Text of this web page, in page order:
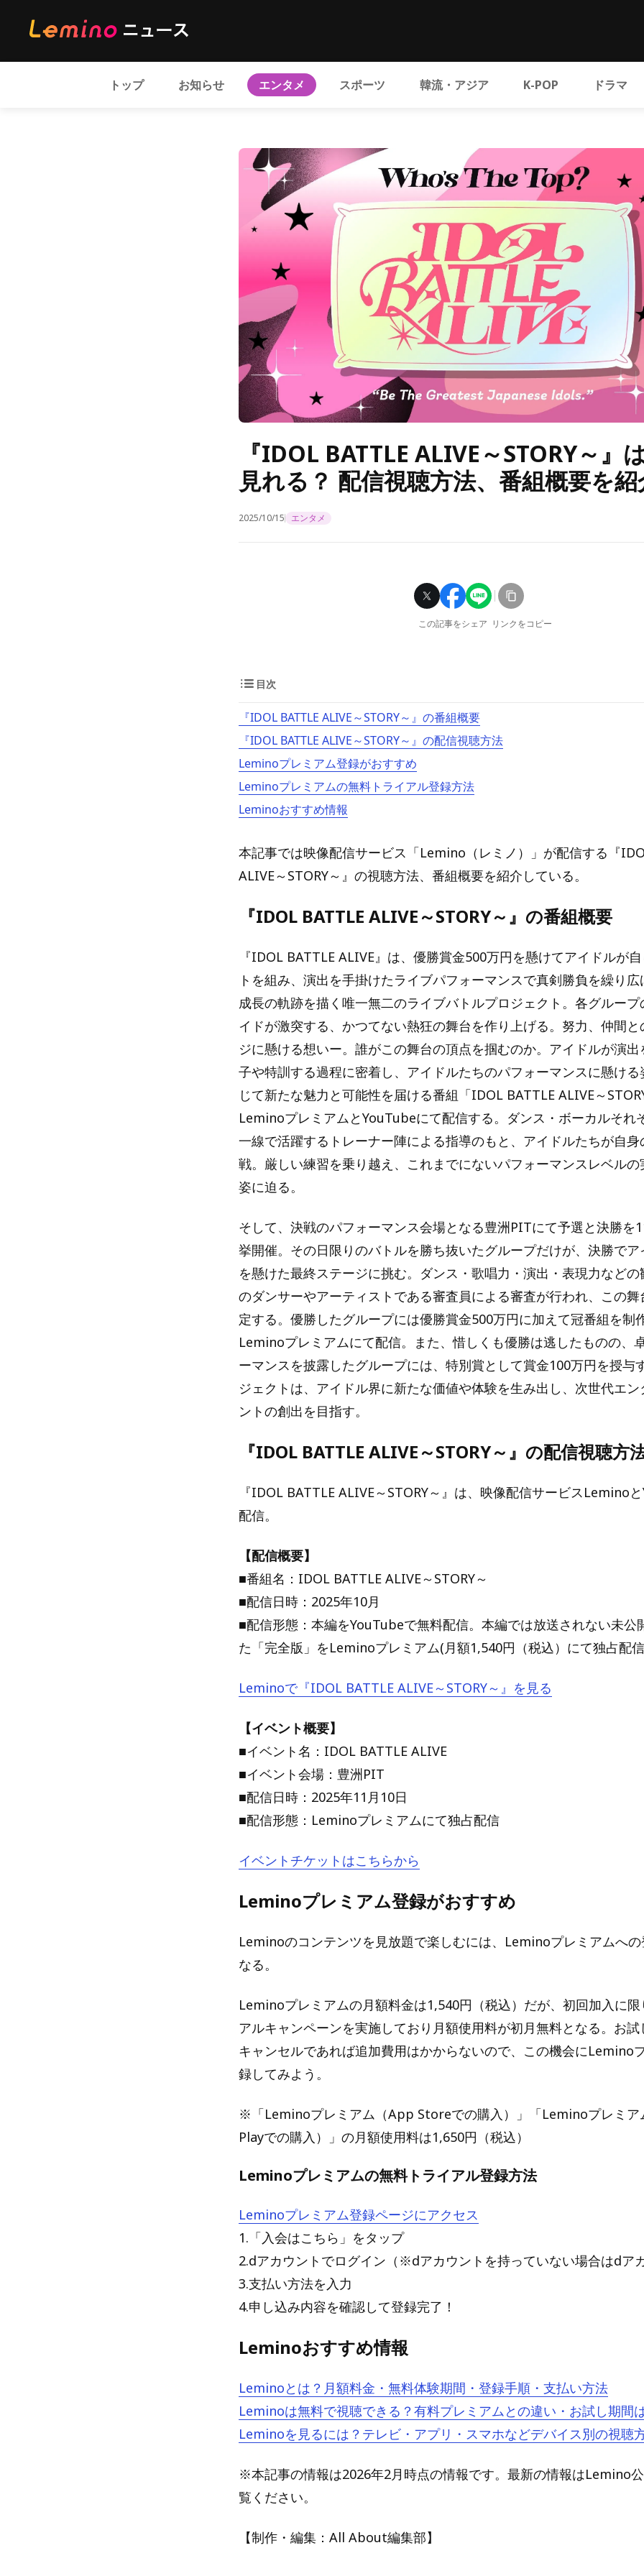
トップ お知らせ エンタメ スポーツ 韓流・アジア K-POP ドラマ
『IDOL BATTLE ALIVE～STORY～』
見れる？ 配信視聴方法、番組概要を紹
2025/10/15 エンタメ
この記事をシェア リンクをコピー
目次
『IDOL BATTLE ALIVE～STORY～』の番組概要
『IDOL BATTLE ALIVE～STORY～』の配信視聴方法
Leminoプレミアム登録がおすすめ
Leminoプレミアムの無料トライアル登録方法
Leminoおすすめ情報
本記事では映像配信サービス「Lemino（レミノ）」が配信する『
ALIVE～STORY～』の視聴方法、番組概要を紹介している。
『IDOL BATTLE ALIVE～STORY～』の番組概要
『IDOL BATTLE ALIVE』は、優勝賞金500万円を懸けてアイドルが
トを組み、演出を手掛けたライブパフォーマンスで真剣勝負を繰り広
成長の軌跡を描く唯一無二のライブバトルプロジェクト。各グループ
イドが激突する、かつてない熱狂の舞台を作り上げる。努力、仲間と
ジに懸ける想いー。誰がこの舞台の頂点を掴むのか。アイドルが演出
子や特訓する過程に密着し、アイドルたちのパフォーマンスに懸ける
じて新たな魅力と可能性を届ける番組「IDOL BATTLE ALIVE～
LeminoプレミアムとYouTubeにて配信する。ダンス・ボーカルそれ
一線で活躍するトレーナー陣による指導のもと、アイドルたちが自
戦。厳しい練習を乗り越え、これまでにないパフォーマンスレベルの
姿に迫る。
そして、決戦のパフォーマンス会場となる豊洲PITにて予選と決勝を
挙開催。その日限りのバトルを勝ち抜いたグループだけが、決勝でア
を懸けた最終ステージに挑む。ダンス・歌唱力・演出・表現力など
のダンサーやアーティストである審査員による審査が行われ、この
定する。優勝したグループには優勝賞金500万円に加えて冠番組を制
Leminoプレミアムにて配信。また、惜しくも優勝は逃したものの、
ーマンスを披露したグループには、特別賞として賞金100万円を授与
ジェクトは、アイドル界に新たな価値や体験を生み出し、次世代エン
ントの創出を目指す。
『IDOL BATTLE ALIVE～STORY～』の配信視聴方
『IDOL BATTLE ALIVE～STORY～』は、映像配信サービスLemino
配信。
【配信概要】
■番組名：IDOL BATTLE ALIVE～STORY～
■配信日時：2025年10月
■配信形態：本編をYouTubeで無料配信。本編では放送されない未公
た「完全版」をLeminoプレミアム(月額1,540円（税込）にて独占配信
Leminoで『IDOL BATTLE ALIVE～STORY～』を見る
【イベント概要】
■イベント名：IDOL BATTLE ALIVE
■イベント会場：豊洲PIT
■配信日時：2025年11月10日
■配信形態：Leminoプレミアムにて独占配信
イベントチケットはこちらから
Leminoプレミアム登録がおすすめ
Leminoのコンテンツを見放題で楽しむには、Leminoプレミアムへの
なる。
Leminoプレミアムの月額料金は1,540円（税込）だが、初回加入に限
アルキャンペーンを実施しており月額使用料が初月無料となる。お
キャンセルであれば追加費用はかからないので、この機会にLemino
録してみよう。
※「Leminoプレミアム（App Storeでの購入）」「Leminoプレミア
Playでの購入）」の月額使用料は1,650円（税込）
Leminoプレミアムの無料トライアル登録方法
Leminoプレミアム登録ページにアクセス
1.「入会はこちら」をタップ
2.dアカウントでログイン（※dアカウントを持っていない場合はdア
3.支払い方法を入力
4.申し込み内容を確認して登録完了！
Leminoおすすめ情報
Leminoとは？月額料金・無料体験期間・登録手順・支払い方法
Leminoは無料で視聴できる？有料プレミアムとの違い・お試し期間
Leminoを見るには？テレビ・アプリ・スマホなどデバイス別の視聴
※本記事の情報は2026年2月時点の情報です。最新の情報はLemino
覧ください。
【制作・編集：All About編集部】